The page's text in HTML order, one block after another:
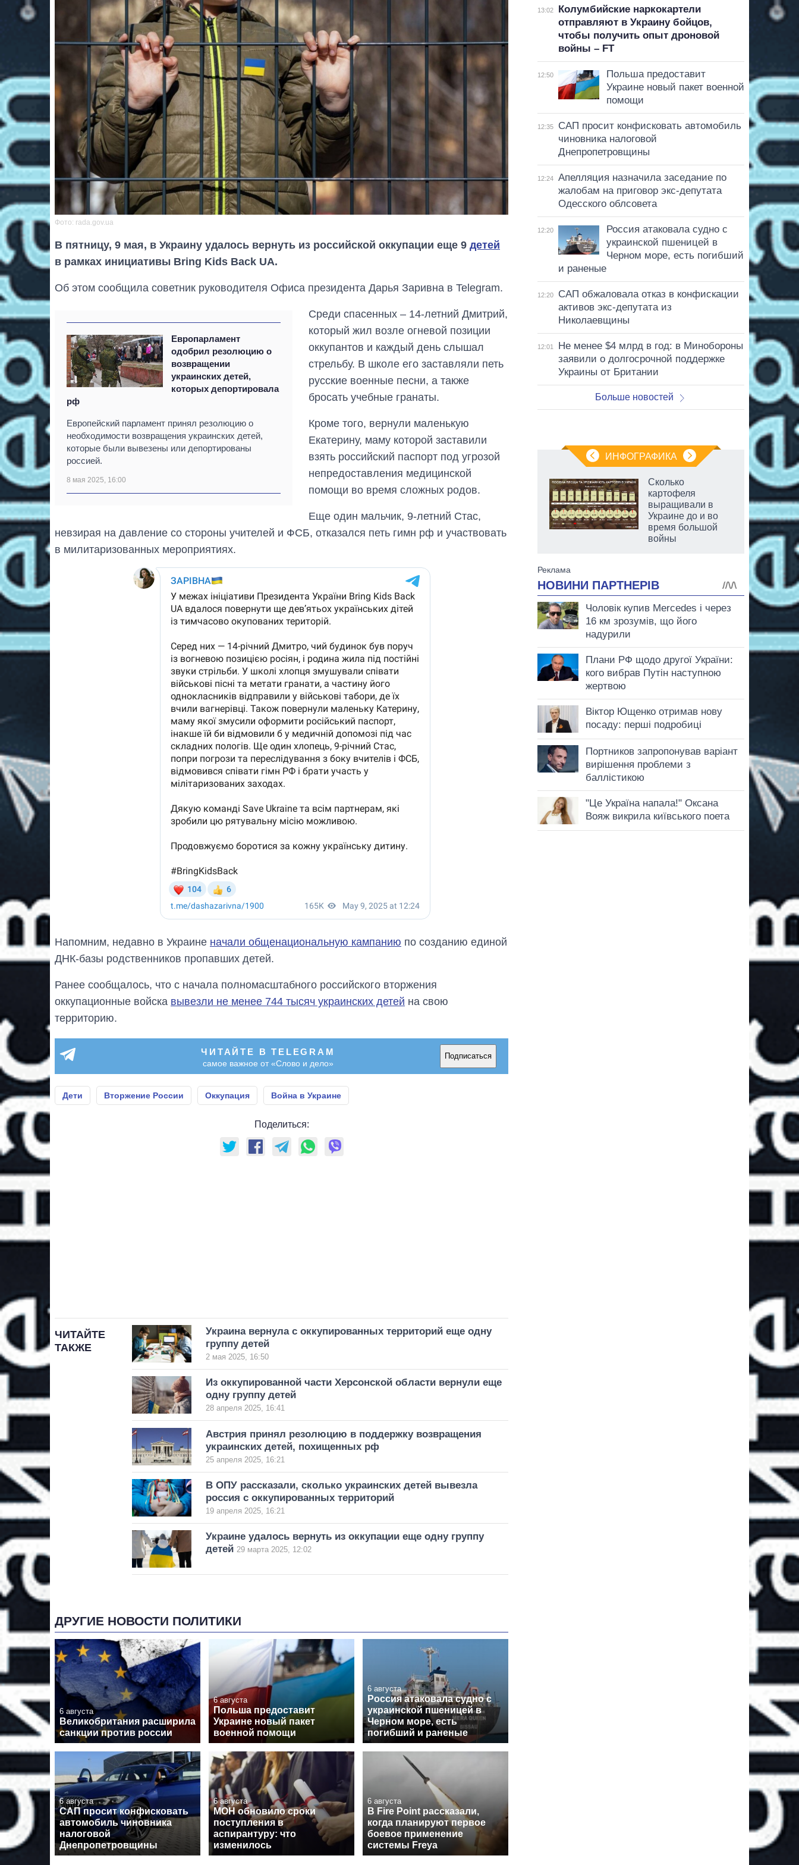
Фото: rada.gov.ua
В пятницу, 9 мая, в Украину удалось вернуть из российской оккупации еще 9 детей
в рамках инициативы Bring Kids Back UA.
Об этом сообщила советник руководителя Офиса президента Дарья Заривна в Telegram.
Европарламент
одобрил резолюцию о
возвращении
украинских детей,
которых депортировала
рф
Европейский парламент принял резолюцию о
необходимости возвращения украинских детей,
которые были вывезены или депортированы
россией.
8 мая 2025, 16:00
Среди спасенных – 14-летний Дмитрий,
который жил возле огневой позиции
оккупантов и каждый день слышал
стрельбу. В школе его заставляли петь
русские военные песни, а также
бросать учебные гранаты.
Кроме того, вернули маленькую
Екатерину, маму которой заставили
взять российский паспорт под угрозой
непредоставления медицинской
помощи во время сложных родов.
Еще один мальчик, 9-летний Стас,
невзирая на давление со стороны учителей и ФСБ, отказался петь гимн рф и участвовать
в милитаризованных мероприятиях.
Напомним, недавно в Украине начали общенациональную кампанию по созданию единой
ДНК-базы родственников пропавших детей.
Ранее сообщалось, что с начала полномасштабного российского вторжения
оккупационные войска вывезли не менее 744 тысяч украинских детей на свою
территорию.
ЧИТАЙТЕ В TELEGRAM
самое важное от «Слово и дело»
Подписаться
Дети Вторжение России Оккупация Война в Украине
Поделиться:
ЧИТАЙТЕ
ТАКЖЕ
Украина вернула с оккупированных территорий еще одну
группу детей
2 мая 2025, 16:50
Из оккупированной части Херсонской области вернули еще
одну группу детей
28 апреля 2025, 16:41
Австрия принял резолюцию в поддержку возвращения
украинских детей, похищенных рф
25 апреля 2025, 16:21
В ОПУ рассказали, сколько украинских детей вывезла
россия с оккупированных территорий
19 апреля 2025, 16:21
Украине удалось вернуть из оккупации еще одну группу
детей 29 марта 2025, 12:02
ДРУГИЕ НОВОСТИ ПОЛИТИКИ
6 августа
Великобритания расширила
санкции против россии
6 августа
Польша предоставит
Украине новый пакет
военной помощи
6 августа
Россия атаковала судно с
украинской пшеницей в
Черном море, есть
погибший и раненые
6 августа
САП просит конфисковать
автомобиль чиновника
налоговой
Днепропетровщины
6 августа
МОН обновило сроки
поступления в
аспирантуру: что
изменилось
6 августа
В Fire Point рассказали,
когда планируют первое
боевое применение
системы Freya
13:02
Колумбийские наркокартели
отправляют в Украину бойцов,
чтобы получить опыт дроновой
войны – FT
12:50
Польша предоставит
Украине новый пакет военной
помощи
12:35
САП просит конфисковать автомобиль
чиновника налоговой
Днепропетровщины
12:24
Апелляция назначила заседание по
жалобам на приговор экс-депутата
Одесского облсовета
12:20
Россия атаковала судно с
украинской пшеницей в
Черном море, есть погибший
и раненые
12:20
САП обжаловала отказ в конфискации
активов экс-депутата из
Николаевщины
12:01
Не менее $4 млрд в год: в Минобороны
заявили о долгосрочной поддержке
Украины от Британии
Больше новостей
ИНФОГРАФИКА
сколько ракет,
танков продала
независимости
Сколько
картофеля
выращивали в
Украине до и во
время большой
войны